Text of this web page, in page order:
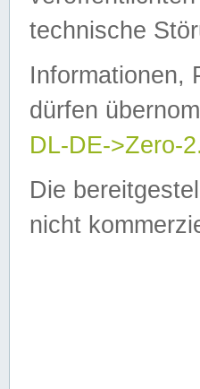
technische
Informationen,
dürfen
DL-DE->Zero-
Die
nicht